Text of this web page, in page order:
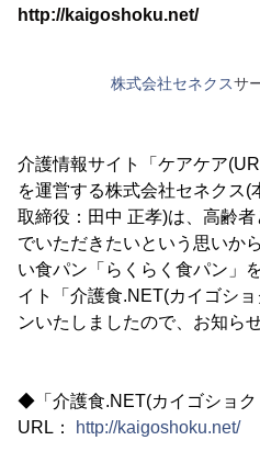
http://kaigoshoku.net/
株式会社セネクスサ
介護情報サイト「ケアケア
を運営する株式会社セネクス(
取締役：田中 正孝)は、高齢
でいただきたいという思いか
い食パン「らくらく食パン」
イト「介護食.NET(カイゴシ
ンいたしましたので、お知ら
◆「介護食.NET(カイゴショク
URL：
http://kaigoshoku.net/